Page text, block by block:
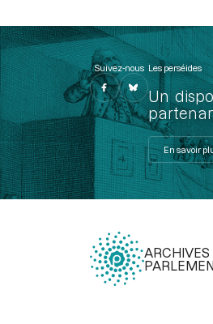
Suivez-nous Les perséides
Un
En savoir
ARCHIVES